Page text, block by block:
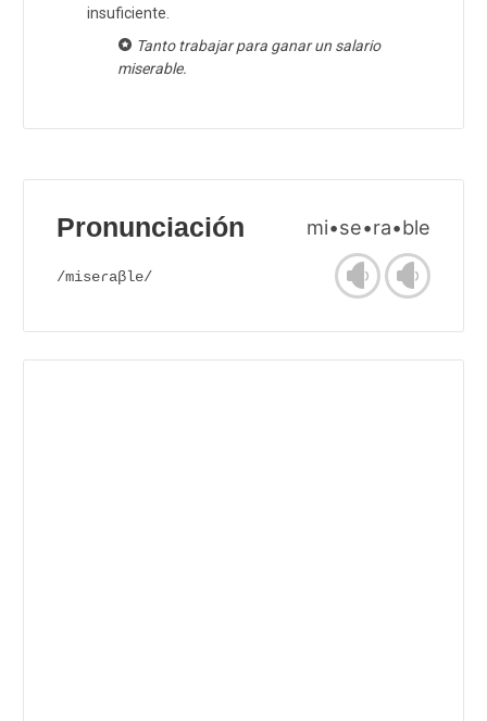
insuficiente.
Tanto trabajar para ganar un salario
miserable.
Pronunciación mi•se•ra•ble
/miseɾaβle/